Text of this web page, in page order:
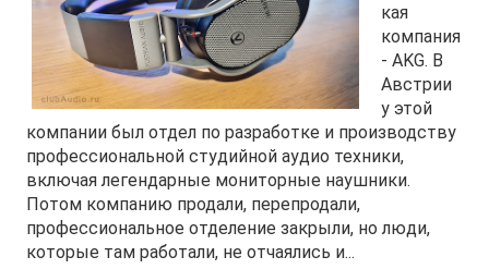
кая
компания
- AKG. В
Австрии
у этой
компании был отдел по разработке и производству
профессиональной студийной аудио техники,
включая легендарные мониторные наушники.
Потом компанию продали, перепродали,
профессиональное отделение закрыли, но люди,
которые там работали, не отчаялись и...